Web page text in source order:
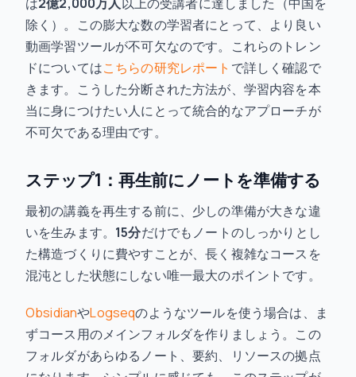
は2億2,000万人以上の受講者に達しました（中国を
除く）。この膨大な数の学習者にとって、より良い
動画学習ツールが不可欠なのです。これらのトレン
ドについてはこちらの研究レポート で詳しく確認で
きます。こうした分断された方法が、学習内容を本
当に身につけたい人にとって統合的なアプローチが
不可欠である理由です。
ステップ1：再生前にノートを準備する
最初の講義を再生する前に、少しの準備が大きな違
いを生みます。 15分だけでもノートのしっかりとし
た構造づくりに費やすことが、長く複雑なコースを
混沌とした状態にしない唯一最大のポイントです。
ObsidianやLogseqのようなツールを使う場合は、ま
ずコース用のメインフォルダを作りましょう。この
フォルダがあらゆるノート、要約、リソースの拠点